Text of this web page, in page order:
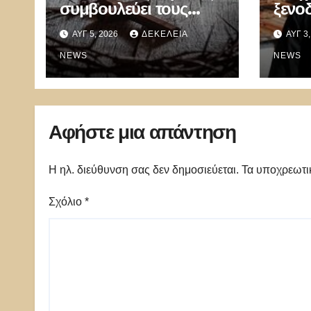
συμβουλεύει τους
ιερείς να αποφεύγουν
τις προσευχές και τις
αναφορές στον Θεό
ΑΥΓ 5, 2026 ΔΕΚΈΛΕΙΑ
NEWS
ευχή
ναό
ΑΥΓ
NEWS
Αφήστε μια απάντηση
Η ηλ. διεύθυνση σας δεν δημοσιεύεται. Τα
Σχόλιο *